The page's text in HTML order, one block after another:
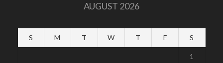
AUGUST 2026
S M T W T F S
1